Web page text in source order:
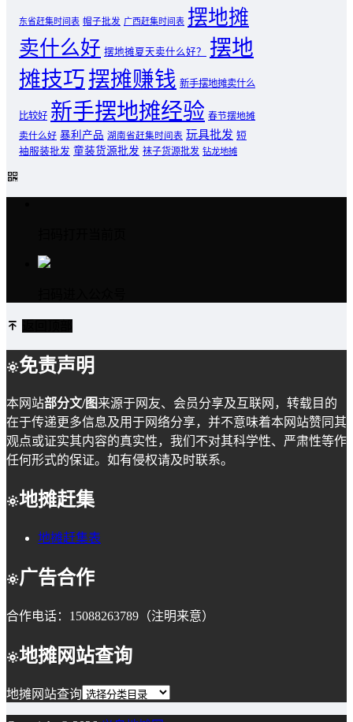
东省赶集时间表 帽子批发 广西赶集时间表 摆地摊
卖什么好 摆地摊夏天卖什么好？
摆地
摊技巧摆摊赚钱 新手摆地摊卖什么
比较好 新手摆地摊经验 春节摆地摊
卖什么好 暴利产品 湖南省赶集时间表 玩具批发 短
袖服装批发 童装货源批发 袜子货源批发 钻龙地摊
免责声明
本网站部分文/图来源于网友、会员分享及互联网，转载目的
在于传递更多信息及用于网络分享，并不意味着本网站赞同其
观点或证实其内容的真实性，我们不对其科学性、严肃性等作
任何形式的保证。如有侵权请及时联系。
地摊赶集
地摊赶集表
广告合作
合作电话：15088263789（注明来意）
地摊网站查询
地摊网站查询